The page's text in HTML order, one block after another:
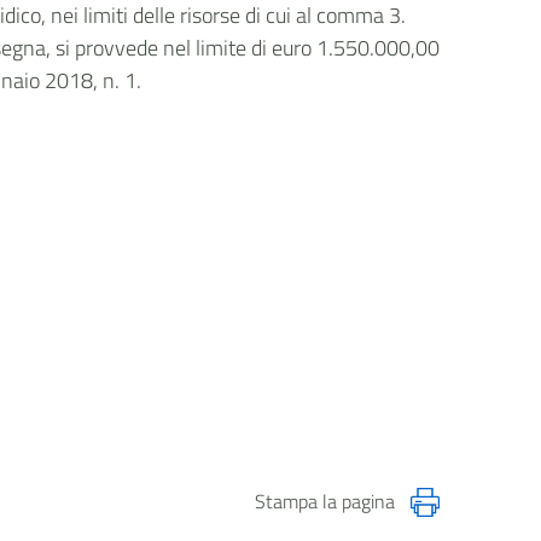
nei limiti delle risorse di cui al comma 3.
si provvede nel limite di euro 1.550.000,00
2018, n. 1.
Stampa la pagina